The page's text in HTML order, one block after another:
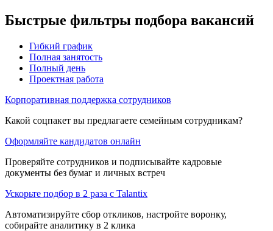
Быстрые фильтры подбора вакансий
Гибкий график
Полная занятость
Полный день
Проектная работа
Корпоративная поддержка сотрудников
Какой соцпакет вы предлагаете семейным сотрудникам?
Оформляйте кандидатов онлайн
Проверяйте сотрудников и подписывайте кадровые
документы без бумаг и личных встреч
Ускорьте подбор в 2 раза с Talantix
Автоматизируйте сбор откликов, настройте воронку,
собирайте аналитику в 2 клика